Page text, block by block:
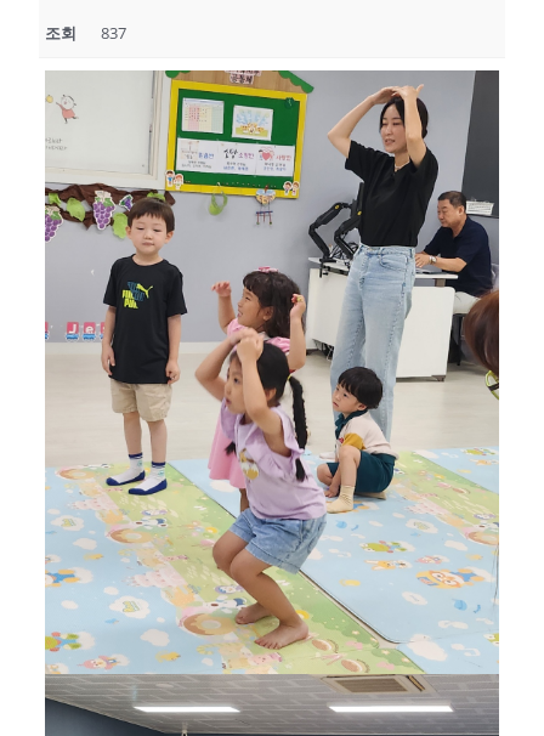
조회 837